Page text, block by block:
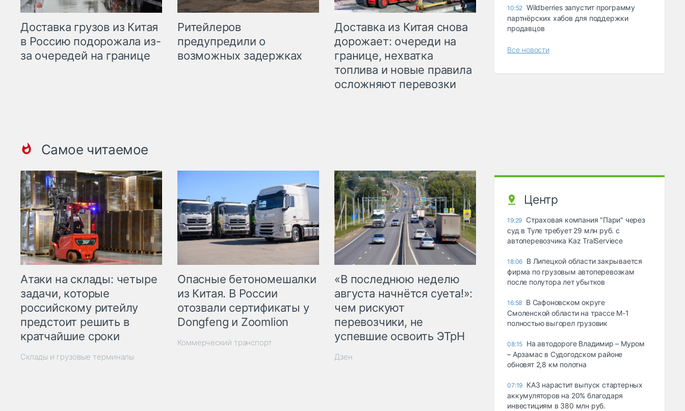
Доставка грузов из Китая
в Россию подорожала из-
за очередей на границе
Ритейлеров
предупредили о
возможных задержках
Доставка из Китая снова
дорожает: очереди на
границе, нехватка
топлива и новые правила
осложняют перевозки
Самое читаемое
Атаки на склады: четыре
задачи, которые
российскому ритейлу
предстоит решить в
кратчайшие сроки
Склады и грузовые терминалы
Опасные бетономешалки
из Китая. В России
отозвали сертификаты у
Dongfeng и Zoomlion
Коммерческий транспорт
«В последнюю неделю
августа начнётся суета!»:
чем рискуют
перевозчики, не
успевшие освоить ЭТрН
Дзен
10:52 Wildberries запустит программу
партнёрских хабов для поддержки
продавцов
Все новости
Центр
19:29 Страховая компания "Пари" через
суд в Туле требует 29 млн руб. с
автоперевозчика Kaz TralServiece
18:06 В Липецкой области закрывается
фирма по грузовым автоперевозкам
после полутора лет убытков
16:58 В Сафоновском округе
Смоленской области на трассе М-1
полностью выгорел грузовик
08:15 На автодороге Владимир – Муром
– Арзамас в Судогодском районе
обновят 2,8 км полотна
07:19 КАЗ нарастит выпуск стартерных
аккумуляторов на 20% благодаря
инвестициям в 380 млн руб.